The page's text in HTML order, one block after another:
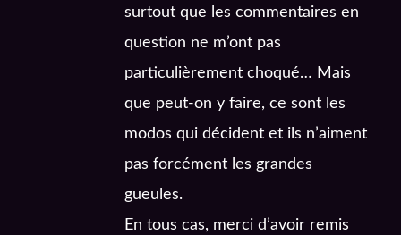
surtout que les commentaires en
question ne m’ont pas
particulièrement choqué… Mais
que peut-on y faire, ce sont les
modos qui décident et ils n’aiment
pas forcément les grandes
gueules.
En tous cas, merci d’avoir remis